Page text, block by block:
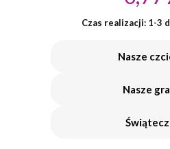
Czas realizacji: 1-3
Nasze
Nasze